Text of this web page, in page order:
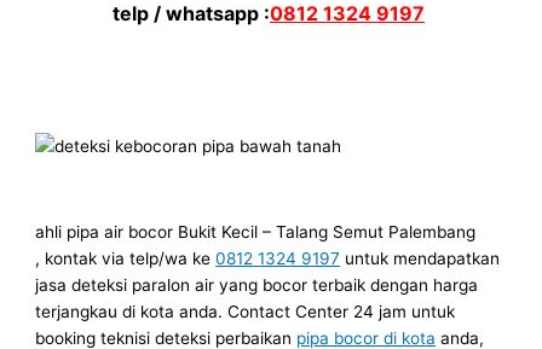
telp / whatsapp :0812 1324 9197
ahli pipa air bocor Bukit Kecil – Talang Semut Palembang
, kontak via telp/wa ke0812 1324 9197 untuk mendapatkan
jasa deteksi paralon air yang bocor terbaik dengan harga
terjangkau di kota anda. Contact Center 24 jam untuk
booking teknisi deteksi perbaikan pipa bocor di kota anda,